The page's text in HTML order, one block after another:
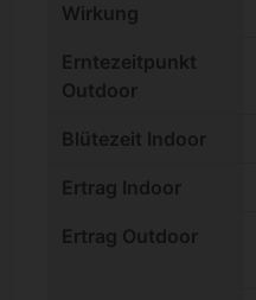
Wirkung
Erntezeitpunkt
Outdoor
Blütezeit Indoor
Ertrag Indoor
Ertrag Outdoor